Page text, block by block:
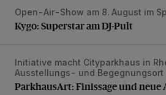
Kygo: Superstar am DJ-Pult
Open-Air-Show am 8. August im
Kygo: Superstar am DJ-Pult
ParkhausArt: Finissage und neue
Initiative macht Cityparkhaus in
Ausstellungs- und Begegnungsort
ParkhausArt: Finissage und neue